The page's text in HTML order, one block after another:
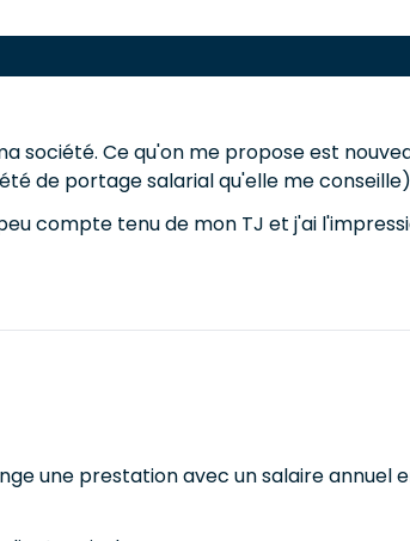
société. Ce qu'on me propose est
de portage salarial qu'elle me
compte tenu de mon TJ et j'ai
une prestation avec un salaire annuel